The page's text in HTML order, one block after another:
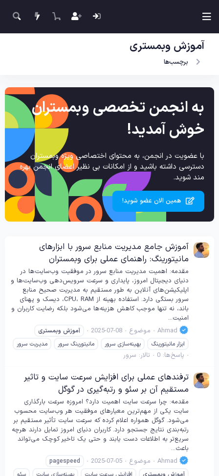
آموزش وبمستری
برچسب‌ها
به انجمن تخصصی وبمستران
خوش آمدید!
با عضویت در انجمن، به محتوای اختصاصی ویژه وبمستران
دسترسی داشته باشید و از امکانات بی نظیر اعضای انجمن بهره
مند شوید.
همین الان عضو شوید!
آموزش جامع مدیریت منابع سرور با ابزارهای
مانیتورینگ: راهنمای عملی برای وبمستران
مقدمه: اهمیت مدیریت منابع سرور در موفقیت وب‌سایت‌ها در
دنیای دیجیتال امروز، پایداری و سرعت سرویس‌دهی وب‌سایت‌ها و
اپلیکیشن‌های آنلاین به طور مستقیم به مدیریت صحیح منابع
سرور بستگی دارد. استفاده بهینه از CPU، RAM، دیسک و پهنای
باند، نه تنها موجب کاهش هزینه‌ها می‌شود بلکه رضایت کاربران و
امنیت...
Ahmad
موضوع 2025-07-08 آموزش وبمستری
ابزار مانیتورینگ
بهینه‌سازی سرور مانیتورینگ سرور مدیریت سرور
پاسخ‌ها: 0 تالار: سرور
ترفندهای عملی برای افزایش سرعت سایت و تاثیر
مستقیم آن بر سئو و رتبه‌گیری در گوگل
مقدمه: چرا سرعت سایت اهمیت دارد؟ امروزه سرعت بارگذاری
سایت یکی از مهم‌ترین معیارهای موفقیت هر وب‌سایت محسوب
می‌شود. گوگل همواره اعلام کرده که سرعت سایت تأثیر مستقیم بر
رتبه‌بندی نتایج جستجو دارد. کاربران دنیای امروز تمایل دارند هرچه
سریع‌تر به اطلاعات دست یابند و حتی یک تاخیر کوچک می‌تواند
باعث...
Ahmad
موضوع 2025-07-05
pagespeed